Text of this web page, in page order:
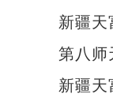
新疆天富
第八师天
新疆天富